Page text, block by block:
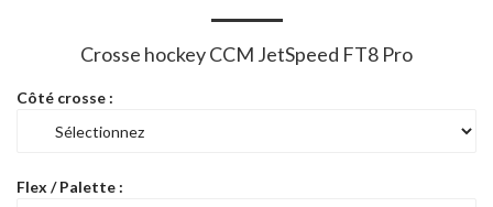
Crosse hockey CCM JetSpeed FT8 Pro
Côté crosse :
Flex / Palette :